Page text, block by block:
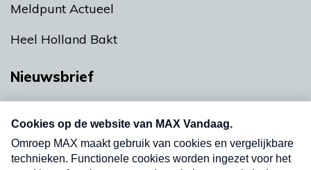
Meldpunt Actueel
Heel Holland Bakt
Nieuwsbrief
nieuwsbrief. Elke vrijdag- en dinsdagochtend in
uw mailbox.